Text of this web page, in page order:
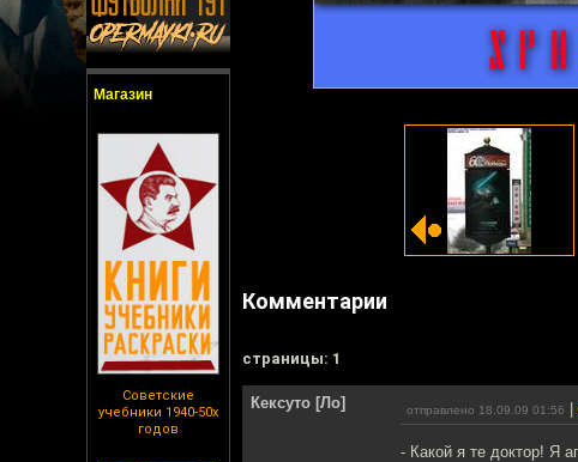
Магазин
Советские
учебники 1940-50х
годов
Комментарии
cтраницы: 1
Кексуто [Ло] отправлено 18.09.09 01:56
- Какой я те доктор! Я